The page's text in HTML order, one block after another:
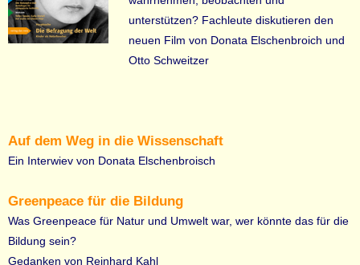
unterstützen? Fachleute diskutieren den
neuen Film von Donata Elschenbroich und
Otto Schweitzer
Auf dem Weg in die Wissenschaft
Ein Interwiev von Donata Elschenbroisch
Greenpeace für die Bildung
Was Greenpeace für Natur und Umwelt war, wer könnte das für die
Bildung sein?
Gedanken von Reinhard Kahl